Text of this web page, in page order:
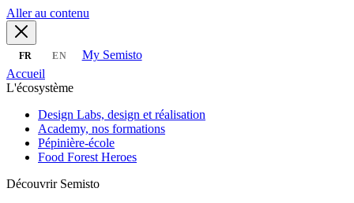
Aller au contenu
FR EN
My Semisto
Accueil
L'écosystème
Design Labs, design et réalisation
Academy, nos formations
Pépinière-école
Food Forest Heroes
Découvrir Semisto